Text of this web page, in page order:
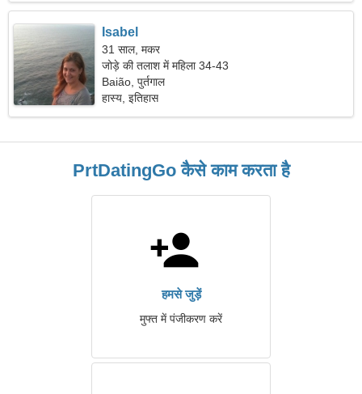
Isabel
31 साल, मकर
जोड़े की तलाश में महिला 34-43
Baião, पुर्तगाल
हास्य, इतिहास
PrtDatingGo कैसे काम करता है
हमसे जुड़ें
मुफ्त में पंजीकरण करें